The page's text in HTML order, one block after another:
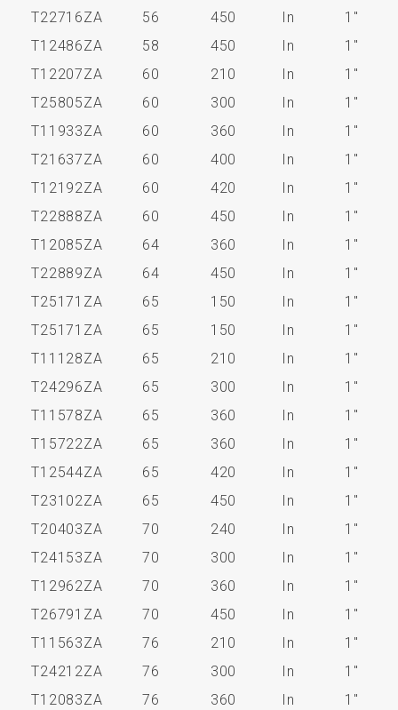
T22716ZA 56 450 In
1"
T12486ZA
58 450 In
1"
T12207ZA
60 210 In
1"
T25805ZA
60 300 In
1"
T11933ZA
60 360 In
1"
T21637ZA
60 400 In
1"
T12192ZA
60 420 In
1"
T22888ZA
60 450 In
1"
T12085ZA
64 360 In
1"
T22889ZA
64 450 In
1"
T25171ZA
65 150 In
1"
T25171ZA
65 150 In
1"
T11128ZA
65 210 In
1"
T24296ZA
65 300 In
1"
T11578ZA
65 360 In
1"
T15722ZA
65 360 In
1"
T12544ZA
65 420 In
1"
T23102ZA
65 450 In
1"
T20403ZA
70 240 In
1"
T24153ZA
70 300 In
1"
T12962ZA
70 360 In
1"
T26791ZA
70 450 In
1"
T11563ZA
76 210 In
1"
T24212ZA
76 300 In
1"
T12083ZA
76 360 In
1"